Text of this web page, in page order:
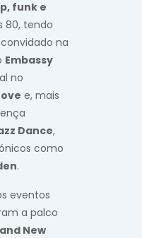
funk e
80, tendo
na
Embassy
no
e, mais
Dance,
como
.
eventos
a palco
New